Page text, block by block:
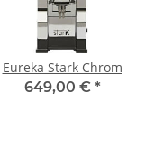
Eureka Stark Chrom
649,00 € *